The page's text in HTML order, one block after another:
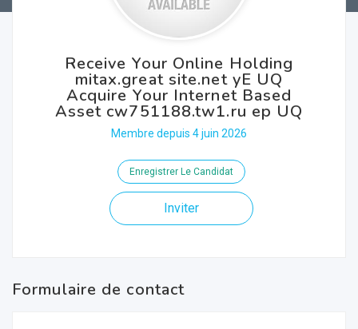
Receive Your Online Holding
mitax.great site.net yE UQ
Acquire Your Internet Based
Asset cw751188.tw1.ru ep UQ
Membre depuis 4 juin 2026
Enregistrer Le Candidat
Inviter
Formulaire de contact